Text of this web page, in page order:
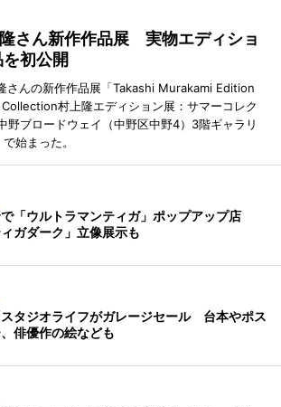
さん新作作品展 実物エディショ
初公開
さんの新作作品展「Takashi Murakami Edition
村上隆エディション展：サマーコレク
野ブロードウェイ（中野区中野4）3階ギャラリ
始まった。
「ウルトラマンティガ」ポップアップ店
ィガダーク」立像展示も
タジオライフがガレージセール 台本やポス
俳優作の絵なども